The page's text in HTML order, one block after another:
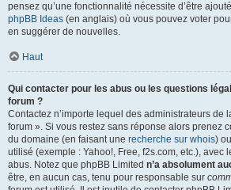
pensez qu’une fonctionnalité nécessite d’être
phpBB Ideas (en anglais) où vous pouvez voter
en suggérer de nouvelles.
Haut
Qui contacter pour les abus ou les questions
forum ?
Contactez n’importe lequel des administrateurs de
forum ». Si vous restez sans réponse alors prenez
du domaine (en faisant une recherche sur whois)
utilisé (exemple : Yahoo!, Free, f2s.com, etc.), avec
abus. Notez que phpBB Limited n’a absolument
être, en aucun cas, tenu pour responsable sur